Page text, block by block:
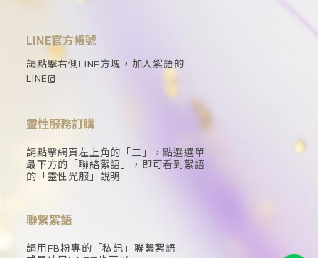
LINE官方帳號
請點擊右側LINE方塊，加入絮語的
LINE@
靈性服務訂購
請點擊網頁左上角的「三」，點選選單
最下方的「聯絡絮語」，即可看到絮語
的「靈性光服」說明
聯繫絮語
請用FB粉專的「私訊」聯繫絮語